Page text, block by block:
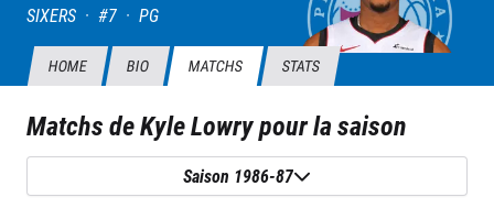
SIXERS · #7 · PG
HOME BIO MATCHS STATS
Matchs deKyle Lowrypour la saison
Saison 1986-87